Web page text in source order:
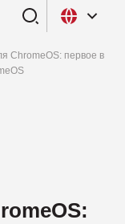
ChromeOS: первое в